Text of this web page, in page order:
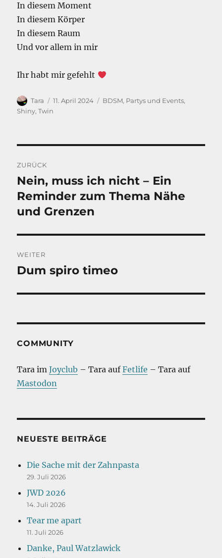
In diesem Moment
In diesem Körper
In diesem Raum
Und vor allem in mir
Ihr habt mir gefehlt
Autor
Tara
Veröffentlicht
am
11. April 2024 Kategorien
BDSM, Partys und Events,
Shiny,Twin
ZURÜCK
Vorheriger
Beitrag:
Nein, muss ich nicht – Ein
Reminder zum Thema Nähe
und Grenzen
WEITER
Nächster
Dum spiro timeo
COMMUNITY
Tara imJoyclub – Tara aufFetlife – Tara auf
Mastodon
NEUESTE BEITRÄGE
Die Sache mit der Zahnpasta
29. Juli 2026
JWD 2026
14. Juli 2026
Tear me apart
11. Juli 2026
Danke, Paul Watzlawick